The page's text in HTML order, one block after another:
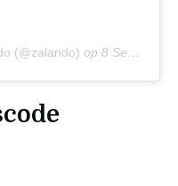
(@zalando) op8 Sep 2018 om 10:32 (PDT)